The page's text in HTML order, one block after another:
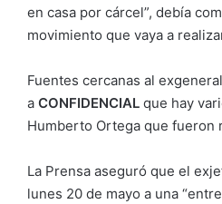
en casa por cárcel”, debía
movimiento que vaya a
Fuentes cercanas al
a CONFIDENCIAL que hay
Humberto Ortega que fueron
La Prensa aseguró que el
lunes 20 de mayo a una